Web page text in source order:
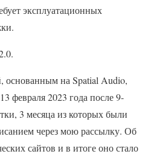
эксплуатационных
на Spatial Audio,
февраля 2023 года после 9-
3 месяца из которых были
через мою рассылку. Об
сайтов и в итоге оно стало